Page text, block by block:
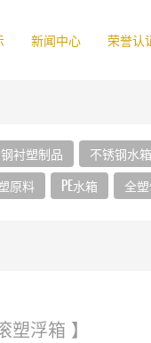
新闻中心 荣誉认
钢衬塑制品 不锈钢水箱
原料 PE水箱 全
塑浮箱 】